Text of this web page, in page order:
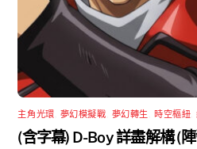
主角光環 夢幻模擬戰 夢幻轉生 ,時空樞紐 ,
(含字幕) D-Boy 詳盡解構 (